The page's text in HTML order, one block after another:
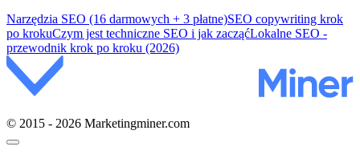
Narzędzia SEO (16 darmowych + 3 płatne)SEO copywriting krok
po krokuCzym jest techniczne SEO i jak zacząćLokalne SEO -
przewodnik krok po kroku (2026)
© 2015 - 2026 Marketingminer.com